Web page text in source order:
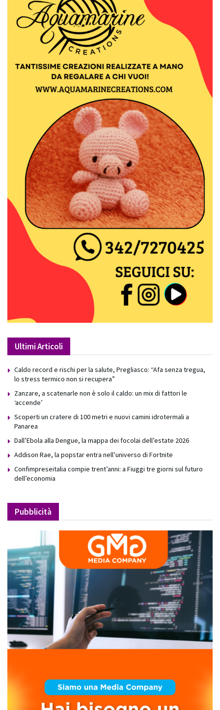
Ultimi Articoli
Caldo record e rischi per la salute, Pregliasco: “Afa senza tregua,
lo stress termico non si recupera”
Zanzare, a scatenarle non è solo il caldo: un mix di fattori le
‘accende’
Scoperti un cratere di 100 metri e nuovi camini idrotermali a
Panarea
Dall’Ebola alla Dengue, la mappa dei focolai dell’estate 2026
Addison Rae, la popstar entra nell’universo di Fortnite
Confimpreseitalia compie trent’anni: a Fiuggi tre giorni sul futuro
dell’economia
Pubblicità